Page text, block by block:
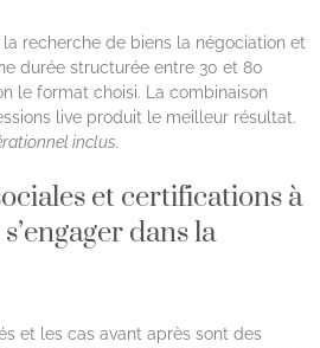
la recherche de biens la négociation et
durée structurée entre 30 et 80
le format choisi. La combinaison
live produit le meilleur résultat.
inclus.
et certifications à
dans la
et les cas avant après sont des